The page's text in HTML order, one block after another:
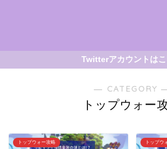
Twitterアカウントはこ
― CATEGORY
トップウォー
トップウォー攻略 トップウ